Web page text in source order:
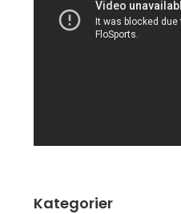
Kategorier